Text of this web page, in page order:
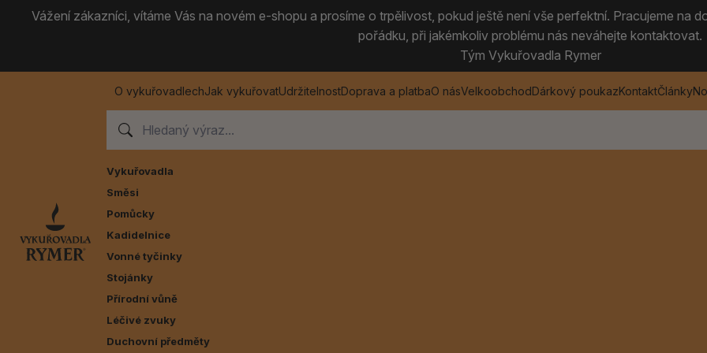
Vážení zákazníci, vítáme Vás na novém e-shopu a prosíme o trpělivost, pokud ještě není vše perfektní. Pracujeme na
pořádku, při jakémkoliv problému nás neváhejte kontaktovat.
Tým Vykuřovadla Rymer
O vykuřovadlechJak vykuřovatUdržitelnostDoprava a platbaO násVelkoobchodDárkový poukazKontaktČlánky
Vykuřovadla
Směsi
Pomůcky
Kadidelnice
Vonné tyčinky
Stojánky
Přírodní vůně
Léčivé zvuky
Duchovní předměty